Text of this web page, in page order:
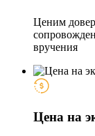
Ценим
вручения
Цена на